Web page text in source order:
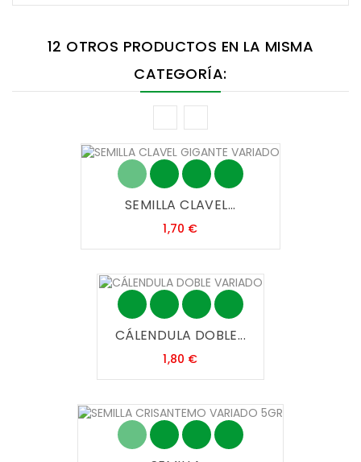
12 OTROS PRODUCTOS EN LA MISMA
CATEGORÍA:
SEMILLA CLAVEL...
1,70 €Precio
CÁLENDULA DOBLE...
1,80 €Precio